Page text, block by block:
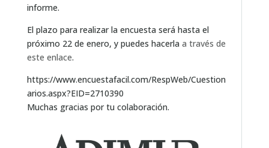
informe.
El plazo para realizar la encuesta será hasta el
próximo 22 de enero, y puedes hacerla a través de
este enlace.
https://www.encuestafacil.com/RespWeb/Cuestion
arios.aspx?EID=2710390
Muchas gracias por tu colaboración.